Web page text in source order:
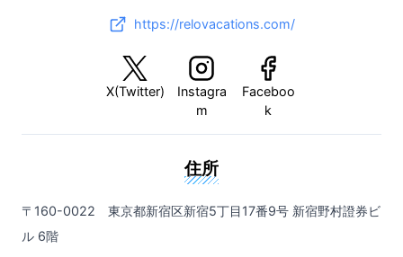
https://relovacations.com/
X(Twitter)
Instagra
m
Faceboo
k
住所
〒160-0022 東京都新宿区新宿5丁目17番9号 新宿野村證券ビ
ル 6階